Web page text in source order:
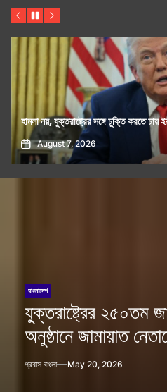
Previous
PauseNext
কিসের হাসিনা, তার চেহারা কী
August 7, 2026
বাংলাদেশ
যুক্তরাষ্ট্রের ২৫০তম
অনুষ্ঠানে জামায়াত
প্রবাস বাংলা May 20, 2026